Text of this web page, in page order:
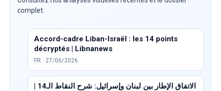
complet.
Accord-cadre Liban-Israël : les 14 points
décryptés | Libnanews
FR · 27/06/2026
الاتفاق الإطار بين لبنان وإسرائيل: شرح النقاط الـ14 |